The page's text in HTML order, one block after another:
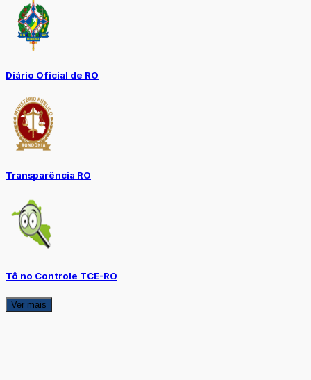
Diário Oficial de RO
Transparência RO
Tô no Controle TCE-RO
Ver mais